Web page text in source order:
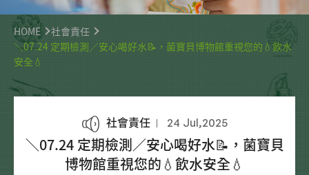
HOME
社會責任
＼07.24 定期檢測／安心喝好水📝，菌寶貝博物館重視您的💧飲水
安全💧
社會責任 24 Jul,2025
＼07.24 定期檢測／安心喝好水📝，菌寶貝
博物館重視您的💧飲水安全💧